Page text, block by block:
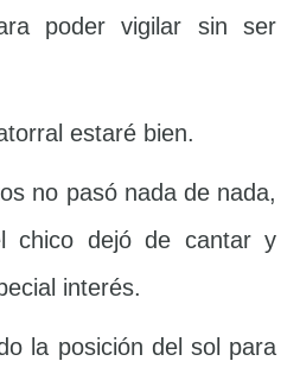
poder vigilar sin ser
estaré bien.
no pasó nada de nada,
chico dejó de cantar y
interés.
la posición del sol para